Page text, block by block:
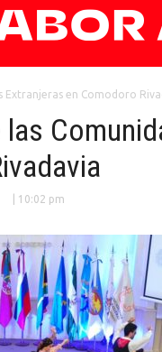
Extranjeras en Comodoro
| 10:02 pm